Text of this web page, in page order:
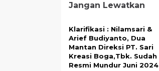
Jangan Lewatkan
Klarifikasi : Nilamsari &
Arief Budiyanto, Dua
Mantan Direksi PT. Sari
Kreasi Boga,Tbk. Sudah
Resmi Mundur Juni 2024